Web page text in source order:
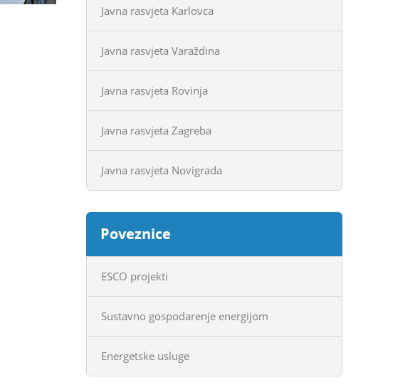
Javna rasvjeta Karlovca
Javna rasvjeta Varaždina
Javna rasvjeta Rovinja
Javna rasvjeta Zagreba
Javna rasvjeta Novigrada
Poveznice
ESCO projekti
Sustavno gospodarenje energijom
Energetske usluge